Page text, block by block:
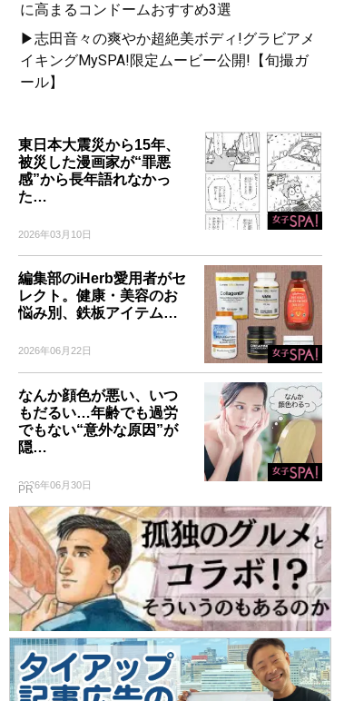
に高まるコンドームおすすめ3選
▶志田音々の爽やか超絶美ボディ!グラビアメ
イキングMySPA!限定ムービー公開!【旬撮ガ
ール】
東日本大震災から15年、
被災した漫画家が“罪悪
感”から長年語れなかっ
た…
2026年03月10日
編集部のiHerb愛用者がセ
レクト。健康・美容のお
悩み別、鉄板アイテム…
2026年06月22日
なんか顔色が悪い、いつ
もだるい…年齢でも過労
でもない“意外な原因”が
隠…
2026年06月30日
PR